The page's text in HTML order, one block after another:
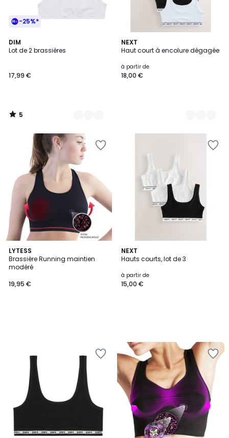
-25%*
DIM
Lot de 2 brassières
17,99 €
5
/
2
Couleurs
5
/
NEXT
Haut court à encolure dégagée
à partir de
18,00 €
2
Couleurs
LYTESS
Brassière Running maintien
modéré
19,95 €
NEXT
Hauts courts, lot de 3
à partir de
15,00 €